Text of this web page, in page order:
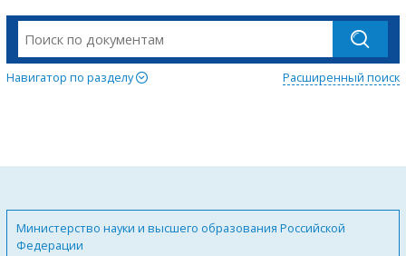
Навигатор по разделу Расширенный поиск
Министерство науки и высшего образования Российской
Федерации